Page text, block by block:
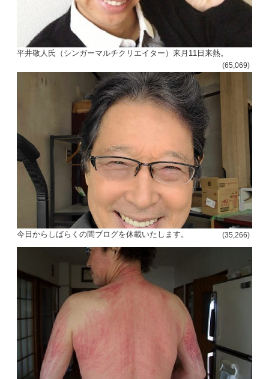
平井敬人氏（シンガーマルチクリエイター）来月11日来熱。
(65,069)
今日からしばらくの間ブログを休載いたします。 (35,266)